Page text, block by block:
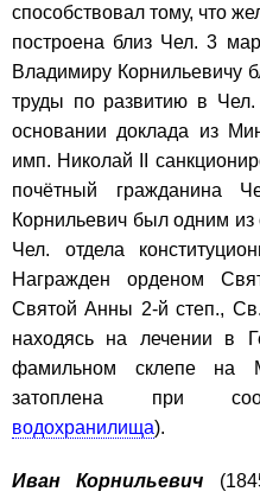
способствовал тому, что
построена близ Чел. 3
Владимиру Корнильевичу
труды по развитию в
основании доклада из
имп. Николай II
почётный гражданина
Корнильевич был одним из
Чел. отдела
Награжден орденом
Святой Анны 2-й степ.,
находясь на лечении в
фамильном склепе на
затоплена при
водохранилища).
Иван Корнильевич